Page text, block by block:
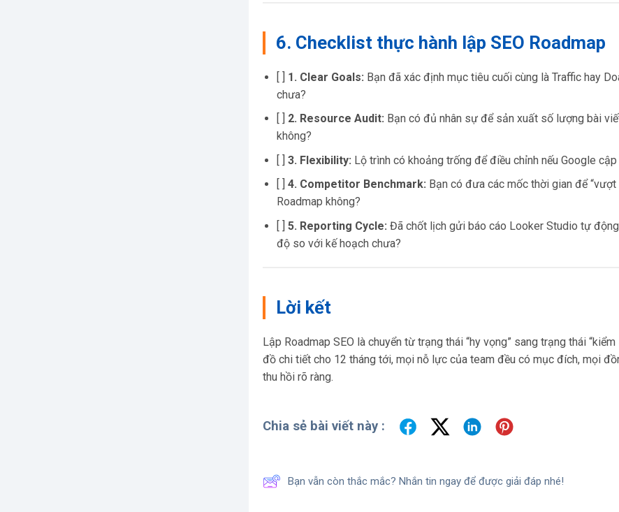
6. Checklist thực hành lập SEO Roadmap
[ ] 1. Clear Goals: Bạn đã xác định mục tiêu cuối cùng là Traffic hay
chưa?
2. Resource Audit: Bạn có đủ nhân sự để sản xuất số lượng bài
không?
[ ] 3. Flexibility: Lộ trình có khoảng trống để điều chỉnh nếu Google
4. Competitor Benchmark: Bạn có đưa các mốc thời gian để
Roadmap không?
[ ] 5. Reporting Cycle: Đã chốt lịch gửi báo cáo Looker Studio tự
độ so với kế hoạch chưa?
Lời kết
Lập Roadmap SEO là chuyển từ trạng thái “hy vọng” sang trạng thái
đồ chi tiết cho 12 tháng tới, mọi nỗ lực của team đều có mục đích, mọi
thu hồi rõ ràng.
Chia sẻ bài viết này :
Bạn vẫn còn thắc mắc? Nhắn tin ngay để được giải đáp nhé!